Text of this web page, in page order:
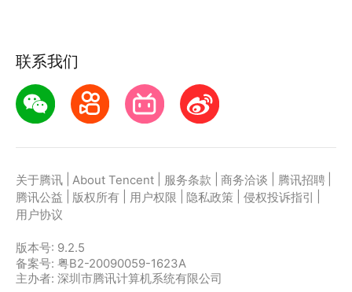
联系我们
关于腾讯 About Tencent 服务条款 商务洽谈 腾讯招聘
腾讯公益
版权所有 用户权限 隐私政策 侵权投诉指引
用户协议
版本号: 9.2.5
备案号: 粤B2-20090059-1623A
主办者: 深圳市腾讯计算机系统有限公司